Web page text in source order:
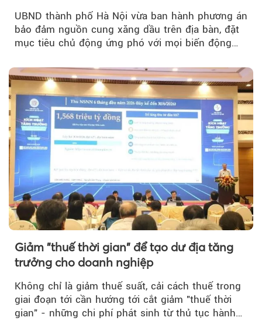
UBND thành phố Hà Nội vừa ban hành phương án
bảo đảm nguồn cung xăng dầu trên địa bàn, đặt
mục tiêu chủ động ứng phó với mọi biến động
Giảm "thuế thời gian" để tạo dư địa tăng
trưởng cho doanh nghiệp
Không chỉ là giảm thuế suất, cải cách thuế trong
giai đoạn tới cần hướng tới cắt giảm "thuế thời
gian" - những chi phí phát sinh từ thủ tục hành